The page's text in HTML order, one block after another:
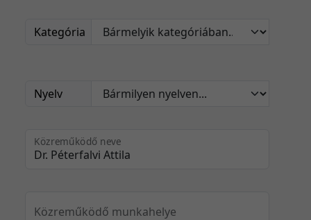
Kategória
Nyelv
Közreműködő neve
Közreműködő munkahelye